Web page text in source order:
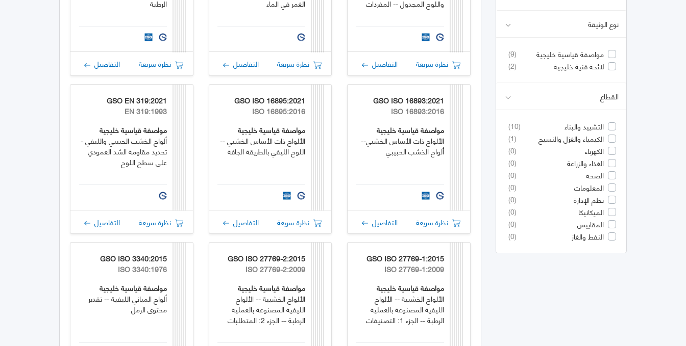
نوع الوثيقة
مواصفة قياسية خليجية
(9)
لائحة فنية خليجية
(2)
القطاع
التشييد والبناء
(10)
الكيمياء والغزل والنسيج
(1)
الكهرباء
(0)
الغذاء والزراعة
(0)
الصحة
(0)
المعلومات
(0)
نظم الإدارة
(0)
الميكانيكا
(0)
المقاييس
(0)
النفط والغاز
(0)
واللوح المجدول -- المفردات
نظرة سريعة التفاصيل
الغمر في الماء
نظرة سريعة التفاصيل
الرطبة
نظرة سريعة التفاصيل
GSO ISO 16893:2021
ISO 16893:2016
مواصفة قياسية خليجية
الألواح ذات الأساس الخشبي--
ألواح الخشب الحبيبي
نظرة سريعة التفاصيل
GSO ISO 16895:2021
ISO 16895:2016
مواصفة قياسية خليجية
الألواح ذات الأساس الخشبي --
اللوح الليفي بالطريقة الجافة
نظرة سريعة التفاصيل
GSO EN 319:2021
EN 319:1993
مواصفة قياسية خليجية
ألواح الخشب الحبيبي والليفي -
تحديد مقاومة الشد العمودي
على سطح اللوح
نظرة سريعة التفاصيل
GSO ISO 27769-1:2015
ISO 27769-1:2009
مواصفة قياسية خليجية
الألواح الخشبية -- الألواح
الليفية المصنوعة بالعملية
الرطبة -- الجزء 1: التصنيفات
GSO ISO 27769-2:2015
ISO 27769-2:2009
مواصفة قياسية خليجية
الألواح الخشبية -- الألواح
الليفية المصنوعة بالعملية
الرطبة -- الجزء 2: المتطلبات
GSO ISO 3340:2015
ISO 3340:1976
مواصفة قياسية خليجية
ألواح المباني الليفية -- تقدير
محتوى الرمل